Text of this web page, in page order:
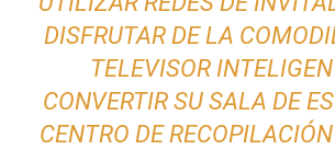
DISFRUTAR DE LA
TELEVISOR
CONVERTIR SU SALA DE
CENTRO DE